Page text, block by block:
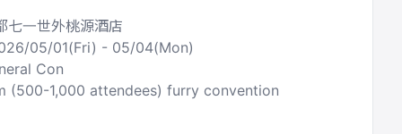
七一世外桃源酒店
05/01(Fri) - 05/04(Mon)
Con
(500-1,000 attendees) furry convention